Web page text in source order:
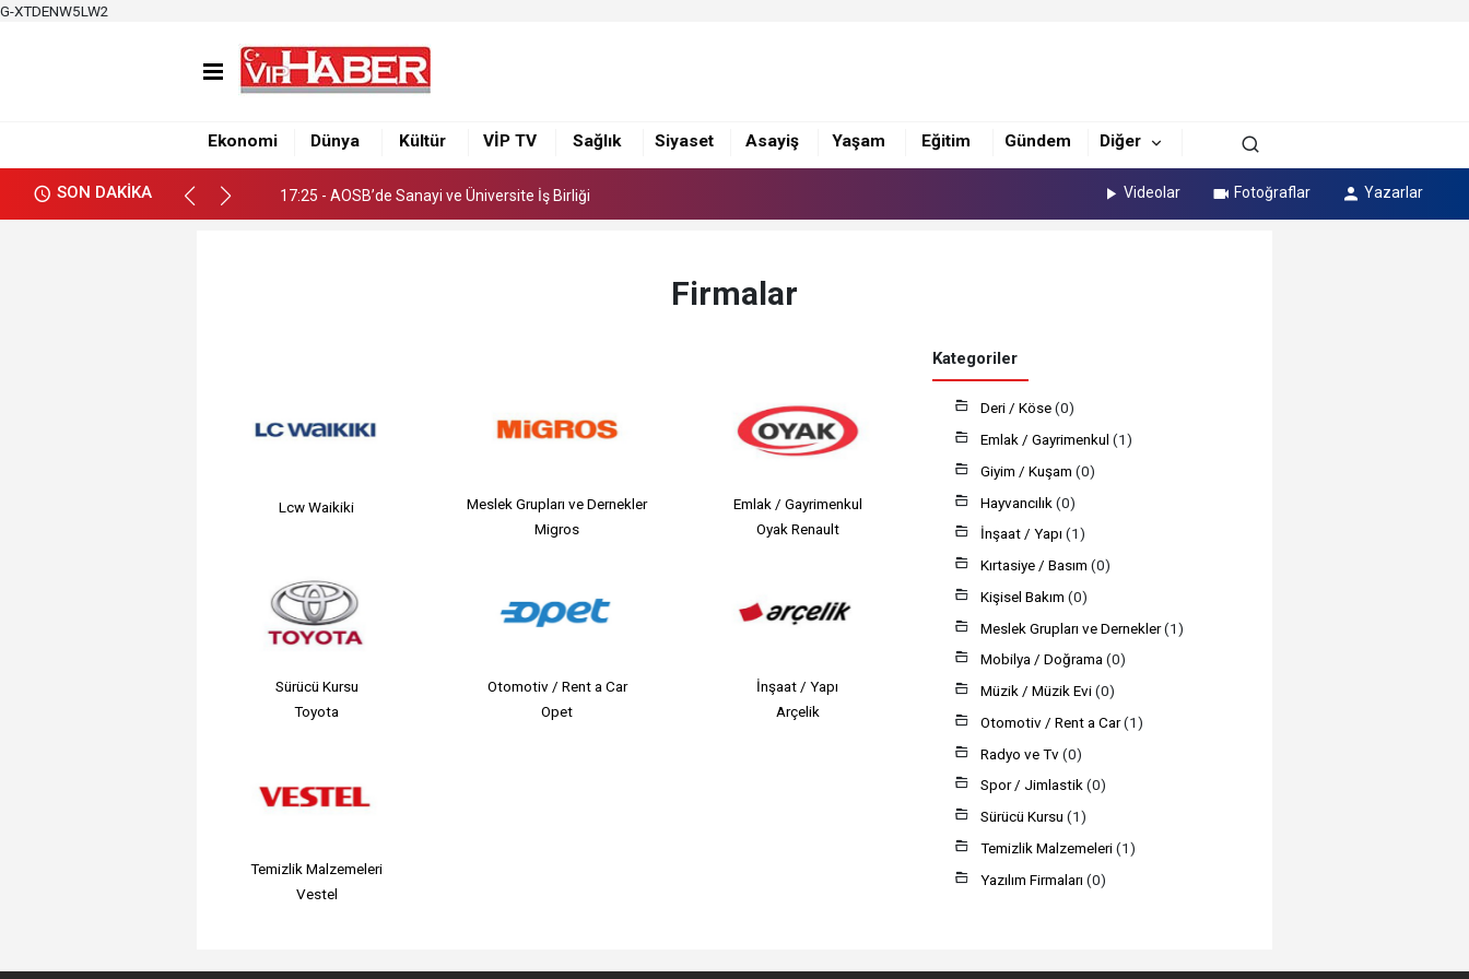
G-XTDENW5LW2
Ekonomi Dünya Kültür VİP TV Sağlık Siyaset Asayiş Yaşam Eğitim Gündem Diğer
SON DAKİKA
17:19 - Adana Altın Koza’dan Suna Selen, Macit Koper ve Aydın Sayman’a Emek Ödülü
17:19 - Adana Altın Koza’dan Suna Selen, Macit Koper ve Aydın Sayman’a Emek Ödülü
17:25 - AOSB’de Sanayi ve Üniversite İş Birliği Videolar Fotoğraflar Yazarlar
Firmalar
Lcw Waikiki
Meslek Grupları ve Dernekler
Migros
Emlak / Gayrimenkul
Oyak Renault
Sürücü Kursu
Toyota
Otomotiv / Rent a Car
Opet
İnşaat / Yapı
Arçelik
Temizlik Malzemeleri
Vestel
Kategoriler
Deri / Köse(0)
Emlak / Gayrimenkul (1)
Giyim / Kuşam (0)
Hayvancılık (0)
İnşaat / Yapı (1)
Kırtasiye / Basım (0)
Kişisel Bakım (0)
Meslek Grupları ve Dernekler(1)
Mobilya / Doğrama(0)
Müzik / Müzik Evi(0)
Otomotiv / Rent a Car(1)
Radyo ve Tv(0)
Spor / Jimlastik(0)
Sürücü Kursu (1)
Temizlik Malzemeleri(1)
Yazılım Firmaları (0)